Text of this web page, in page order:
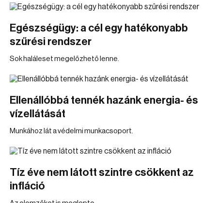
Egészségügy: a cél egy hatékonyabb
szűrési rendszer
Sok haláleset megelőzhető lenne.
Ellenállóbbá tennék hazánk energia- és
vízellátását
Munkához lát a védelmi munkacsoport.
Tíz éve nem látott szintre csökkent az
infláció